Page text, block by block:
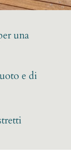
una
e di